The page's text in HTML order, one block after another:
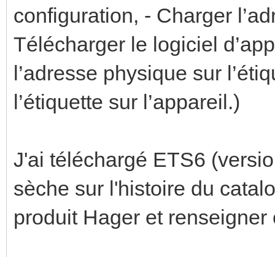
configuration, - Charger
Télécharger le logiciel
l’adresse physique sur
l’étiquette sur l’appareil.)
J'ai téléchargé ETS6
sèche sur l'histoire du
produit Hager et